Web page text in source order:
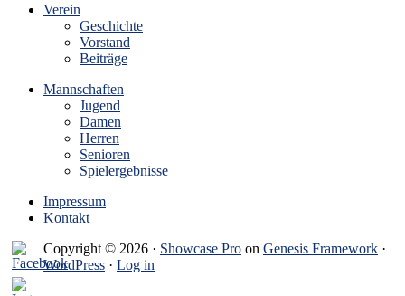
Verein
Geschichte
Vorstand
Beiträge
Mannschaften
Jugend
Damen
Herren
Senioren
Spielergebnisse
Impressum
Kontakt
Copyright © 2026 · Showcase Pro on Genesis Framework ·
WordPress · Log in